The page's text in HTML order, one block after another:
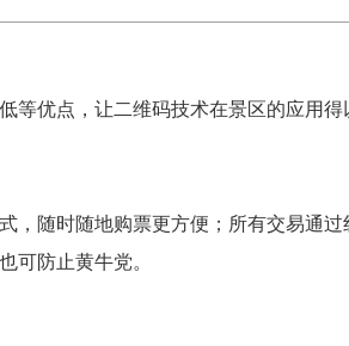
等优点，让二维码技术在景区的应用
，随时随地购票更方便；所有交易通
可防止黄牛党。